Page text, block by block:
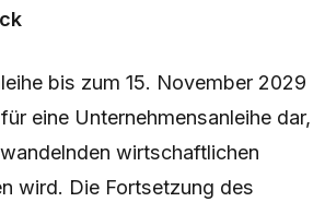
bis zum 15. November 2029
eine Unternehmensanleihe dar,
wirtschaftlichen
wird. Die Fortsetzung des